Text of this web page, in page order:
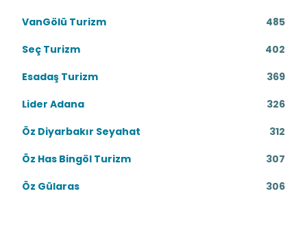
VanGölü Turizm
485
Seç Turizm
402
Esadaş Turizm
369
Lider Adana
326
Öz Diyarbakır Seyahat
312
Öz Has Bingöl Turizm
307
Öz Gülaras
306